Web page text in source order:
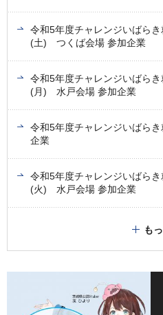
令和5年度チャレンジいばら
(土) つくば会場 参加企業
令和5年度チャレンジいばら
(月) 水戸会場 参加企業
令和5年度チャレンジいばら
企業
令和5年度チャレンジいばら
(火) 水戸会場 参加企業
も